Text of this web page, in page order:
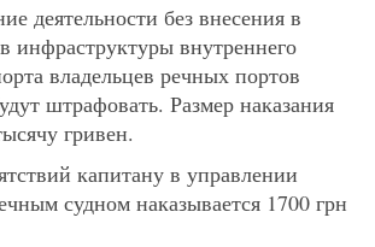
деятельности без внесения в
инфраструктуры внутреннего
владельцев речных портов
штрафовать. Размер наказания
гривен.
капитану в управлении
судном наказывается 1700 грн